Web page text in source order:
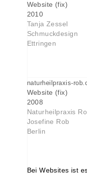
Website (fix)
2010
Tanja Zessel
Schmuckdesign
Ettringen
naturheilpraxis-
Website (fix)
2008
Naturheilpraxis
Josefine Rob
Berlin
Bei Websites ist